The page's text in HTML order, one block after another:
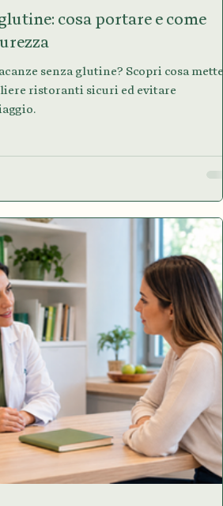
cosa portare e come
senza glutine? Scopri cosa
lettura: 3 min